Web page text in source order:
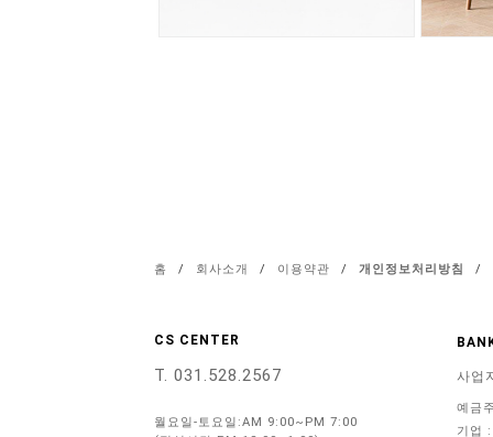
홈 / 회사소개 / 이용약관 / 개인정보처리방침 /
CS CENTER
T. 031.528.2567
월요일-토요일:AM 9:00~PM 7:00
사업
예금
기업